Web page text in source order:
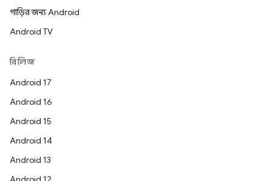
গাড়ির জন্য Android
Android TV
রিলিজ
Android 17
Android 16
Android 15
Android 14
Android 13